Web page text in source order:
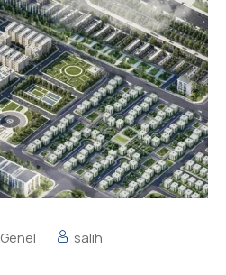
Genel
salih